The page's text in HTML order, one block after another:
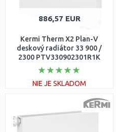
886,57 EUR
Kermi Therm X2 Plan-V
deskový radiátor 33 900 /
2300 PTV330902301R1K
NIE JE SKLADOM
DO KOŠÍKA